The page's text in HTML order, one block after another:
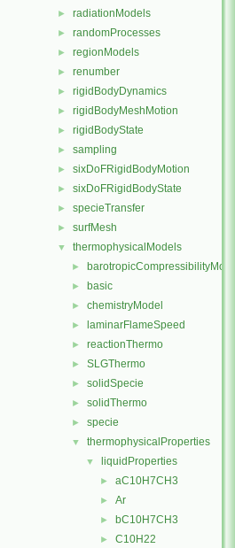
► radiationModels
► randomProcesses
► regionModels
► renumber
► rigidBodyDynamics
► rigidBodyMeshMotion
► rigidBodyState
► sampling
► sixDoFRigidBodyMotion
► sixDoFRigidBodyState
► specieTransfer
► surfMesh
▼ thermophysicalModels
► barotropicCompressibilityModel
► basic
► chemistryModel
► laminarFlameSpeed
► reactionThermo
► SLGThermo
► solidSpecie
► solidThermo
► specie
▼ thermophysicalProperties
▼ liquidProperties
► aC10H7CH3
► Ar
► bC10H7CH3
► C10H22